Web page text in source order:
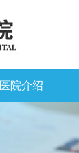
医院介绍